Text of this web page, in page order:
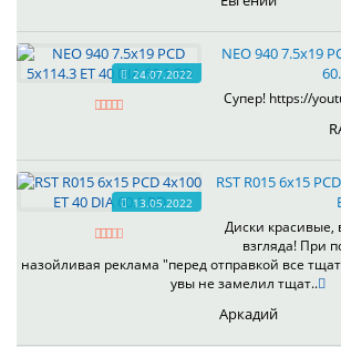
24.07.2022
NEO 940 7.5x19
Супер! https://
13.05.2022
RST R015 6x15
Диски красивые,
взгляда! При
назойливая реклама "перед отправкой все
увы не замелил тщат..
Аркадий